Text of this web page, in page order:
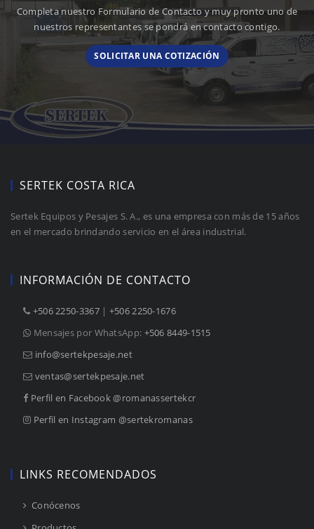
Completa nuestro Formulario de Contacto y muy pronto uno de
nuestros representantes se pondrá en contacto contigo.
SOLICITAR UNA COTIZACIÓN
SERTEK COSTA RICA
Sertek Equipos y Pesajes S. A., es una empresa con más de 15 años
en el mercado brindando servicio en el área industrial.
INFORMACIÓN DE CONTACTO
+506 2250-3367 | +506 2250-1676
Mensajes por WhatsApp: +506 8449-1515
info@sertekpesaje.net
ventas@sertekpesaje.net
Perfil en Facebook @romanassertekcr
Perfil en Instagram @sertekromanas
LINKS RECOMENDADOS
Conócenos